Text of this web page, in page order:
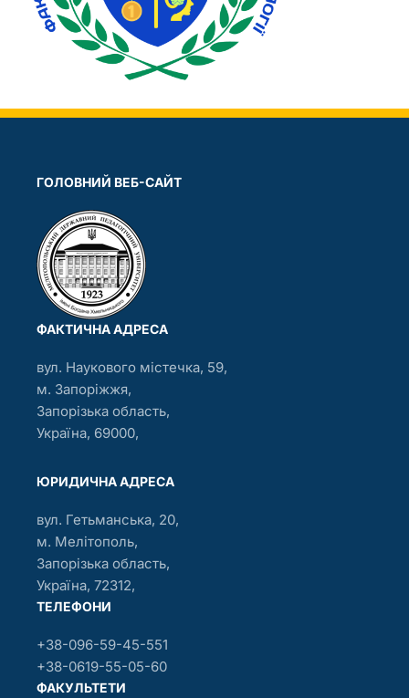
ГОЛОВНИЙ ВЕБ-САЙТ
ФАКТИЧНА АДРЕСА
вул. Наукового містечка, 59,
м. Запоріжжя,
Запорізька область,
Україна, 69000,
ЮРИДИЧНА АДРЕСА
вул. Гетьманська, 20,
м. Мелітополь,
Запорізька область,
Україна, 72312,
ТЕЛЕФОНИ
+38-096-59-45-551
+38-0619-55-05-60
ФАКУЛЬТЕТИ